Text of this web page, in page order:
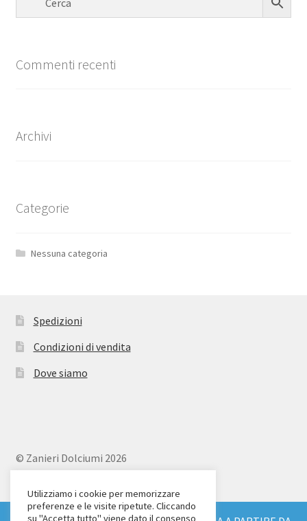
Commenti recenti
Archivi
Categorie
Nessuna categoria
Spedizioni
Condizioni di vendita
Dove siamo
© Zanieri Dolciumi 2026
Via Alfieri 18
Scandicci (FI)
Utilizziamo i cookie per memorizzare
preferenze e le visite ripetute. Cliccando
su "Accetta tutto" viene dato il consenso